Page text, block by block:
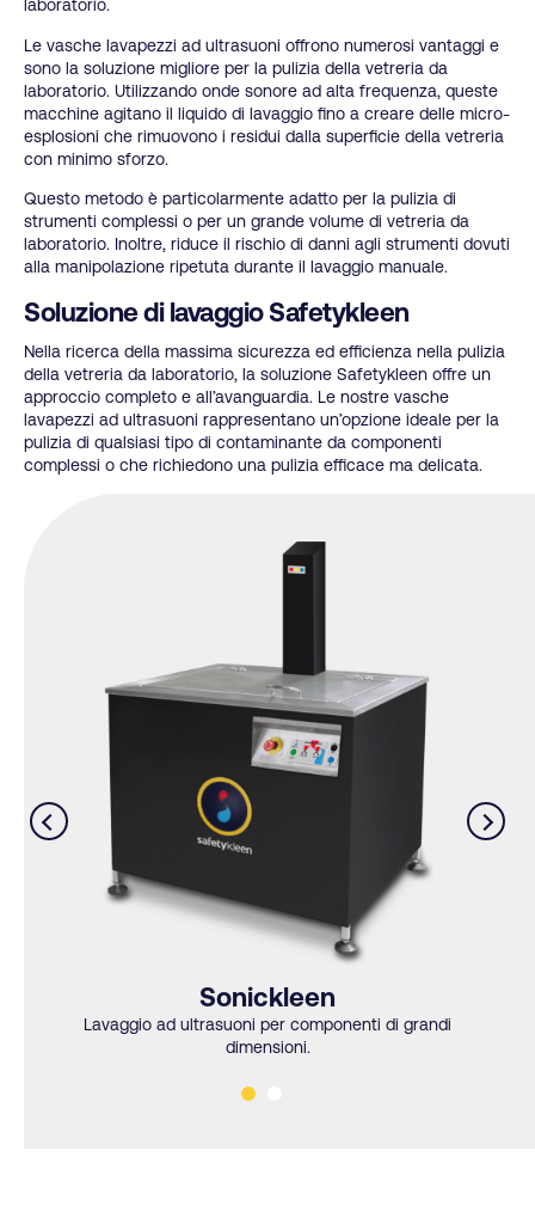
laboratorio.
Le vasche lavapezzi ad ultrasuoni offrono numerosi vantaggi e
sono la soluzione migliore per la pulizia della vetreria da
laboratorio. Utilizzando onde sonore ad alta frequenza, queste
macchine agitano il liquido di lavaggio fino a creare delle micro-
esplosioni che rimuovono i residui dalla superficie della vetreria
con minimo sforzo.
Questo metodo è particolarmente adatto per la pulizia di
strumenti complessi o per un grande volume di vetreria da
laboratorio. Inoltre, riduce il rischio di danni agli strumenti dovuti
alla manipolazione ripetuta durante il lavaggio manuale.
Soluzione di lavaggio Safetykleen
Nella ricerca della massima sicurezza ed efficienza nella pulizia
della vetreria da laboratorio, la soluzione Safetykleen offre un
approccio completo e all’avanguardia. Le nostre vasche
lavapezzi ad ultrasuoni rappresentano un’opzione ideale per la
pulizia di qualsiasi tipo di contaminante da componenti
complessi o che richiedono una pulizia efficace ma delicata.
Sonickleen
Lavaggio ad ultrasuoni per componenti di grandi
dimensioni.